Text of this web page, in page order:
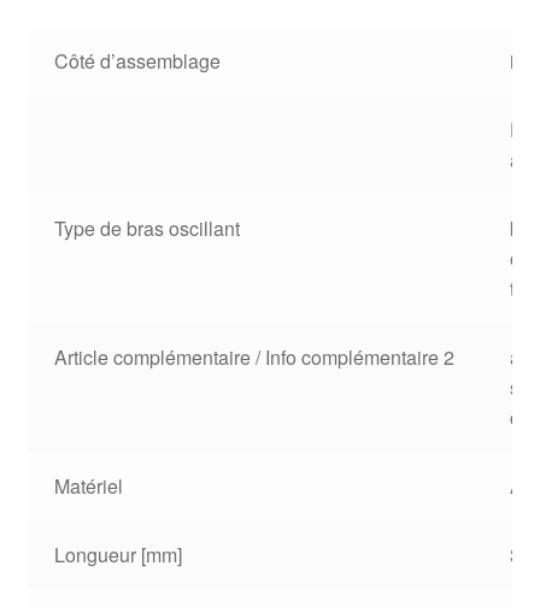
Côté d’assemblage
Type de bras oscillant
Article complémentaire / Info complémentaire 2
Matériel
Longueur [mm]